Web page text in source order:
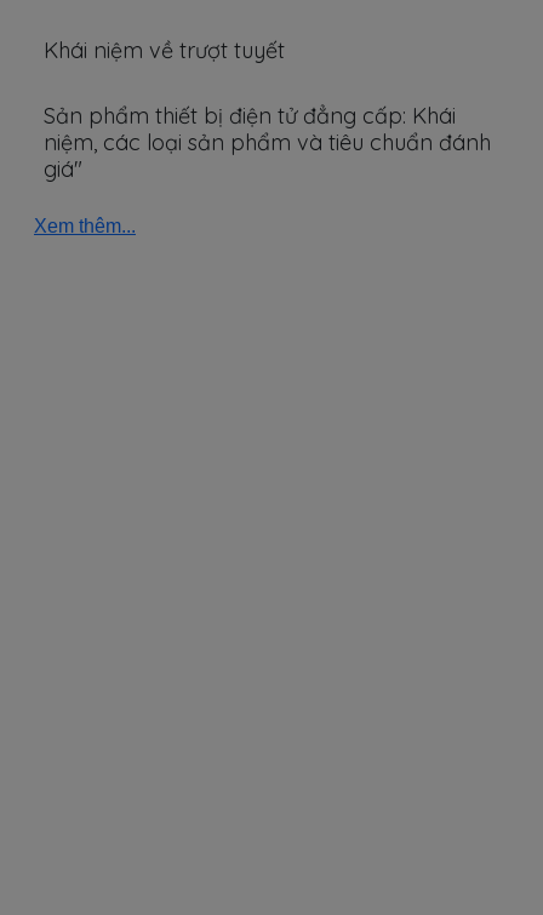
Khái niệm về trượt tuyết
Sản phẩm thiết bị điện tử đẳng cấp: Khái
niệm, các loại sản phẩm và tiêu chuẩn đánh
giá"
Xem thêm...